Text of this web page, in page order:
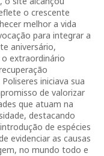
o crescente
melhor a vida
para integrar a
aniversário,
extraordinário
iniciava sua
de valorizar
que atuam na
destacando
de espécies
evidenciar as causas
no mundo todo e